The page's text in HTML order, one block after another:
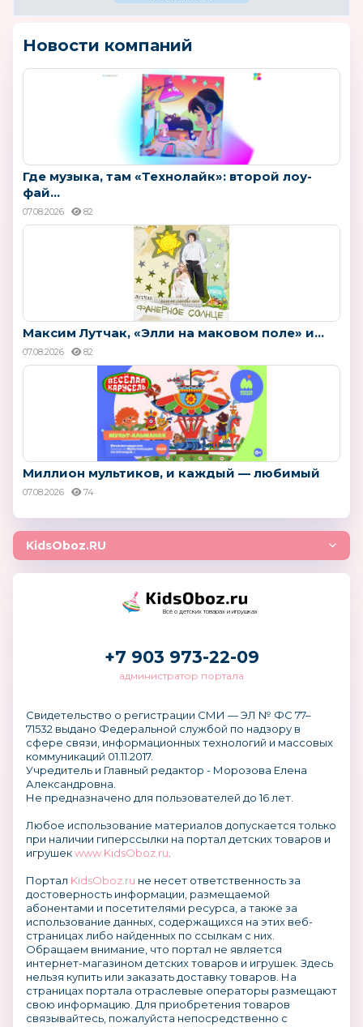
Новости компаний
Где музыка, там «Технолайк»: второй лоу-
фай...
07.08.2026 82
Максим Лутчак, «Элли на маковом поле» и...
07.08.2026 82
Миллион мультиков, и каждый — любимый
07.08.2026 74
KidsOboz.RU
Всё о детских товарах и игрушках
+7 903 973-22-09
администратор портала
Свидетельство о регистрации СМИ — ЭЛ № ФС 77–
71532 выдано Федеральной службой по надзору в
сфере связи, информационных технологий и массовых
коммуникаций 01.11.2017.
Учредитель и Главный редактор - Морозова Елена
Александровна.
Не предназначено для пользователей до 16 лет.
Любое использование материалов допускается только
при наличии гиперссылки на портал детских товаров и
игрушекwww.KidsOboz.ru
Портал KidsOboz.ru не несет ответственность за
достоверность информации, размещаемой
абонентами и посетителями ресурса, а также за
использование данных, содержащихся на этих веб-
страницах либо найденных по ссылкам с них.
Обращаем внимание, что портал не является
интернет-магазином детских товаров и игрушек. Здесь
нельзя купить или заказать доставку товаров. На
страницах портала отраслевые операторы размещают
свою информацию. Для приобретения товаров
связывайтесь, пожалуйста непосредственно с